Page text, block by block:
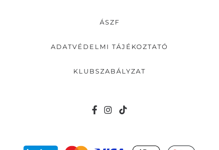
ÁSZF
ADATVÉDELMI TÁJÉKOZTATÓ
KLUBSZABÁLYZAT